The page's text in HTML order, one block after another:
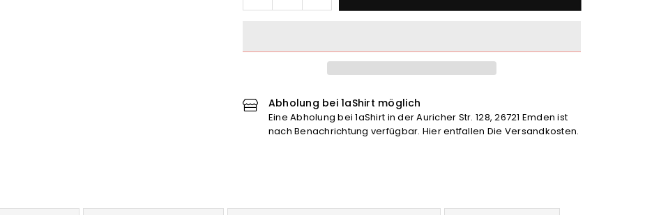
für
Ihrhove
für
Ihrhove
Abholung bei 1aShirt möglich
Eine Abholung bei 1aShirt in der Auricher Str. 128, 26721 Emden ist
nach Benachrichtung verfügbar. Hier entfallen Die Versandkosten.